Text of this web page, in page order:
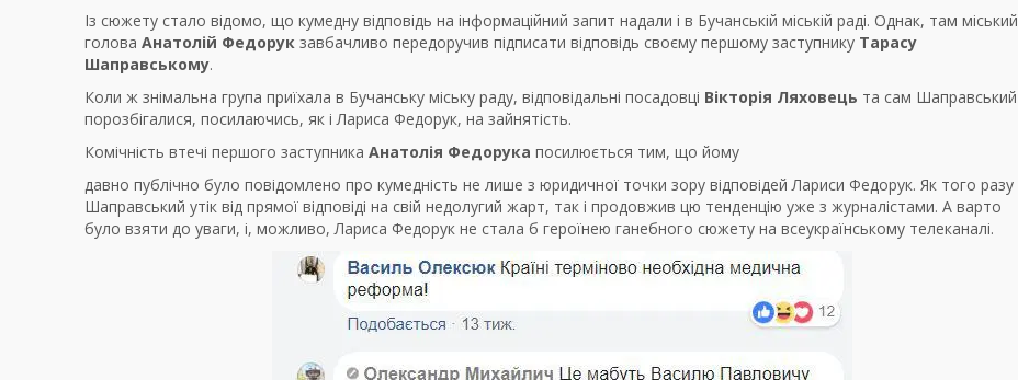
Із сюжету стало відомо, що кумедну відповідь на інформаційний запит надали і в Бучанській міській раді. Однак, там міський
голова Анатолій Федорук завбачливо передоручив підписати відповідь своєму першому заступнику Тарасу
Шаправському.
Коли ж знімальна група приїхала в Бучанську міську раду, відповідальні посадовці Вікторія Ляховець та сам Шаправський
порозбігалися, посилаючись, як і Лариса Федорук, на зайнятість.
Комічність втечі першого заступника Анатолія Федорука посилюється тим, що йому
давно публічно було повідомлено про кумедність не лише з юридичної точки зору відповідей Лариси Федорук. Як того разу
Шаправський утік від прямої відповіді на свій недолугий жарт, так і продовжив цю тенденцію уже з журналістами. А варто
було взяти до уваги, і, можливо, Лариса Федорук не стала б героїнею ганебного сюжету на всеукраїнському телеканалі.